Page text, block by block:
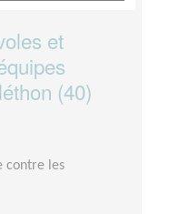
et
(40)
contre les